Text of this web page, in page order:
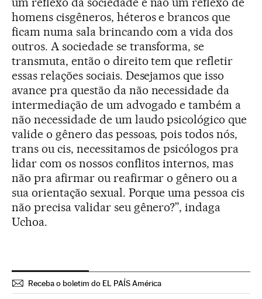
homens cisgêneros, héteros e brancos que
ficam numa sala brincando com a vida dos
outros. A sociedade se transforma, se
transmuta, então o direito tem que refletir
essas relações sociais. Desejamos que isso
avance pra questão da não necessidade da
intermediação de um advogado e também a
não necessidade de um laudo psicológico que
valide o gênero das pessoas, pois todos nós,
trans ou cis, necessitamos de psicólogos pra
lidar com os nossos conflitos internos, mas
não pra afirmar ou reafirmar o gênero ou a
sua orientação sexual. Porque uma pessoa cis
não precisa validar seu gênero?”, indaga
Uchoa.
Receba o boletim do EL PAÍS América